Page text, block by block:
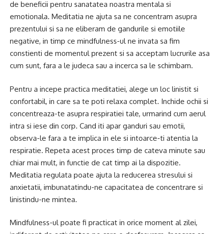
de beneficii pentru sanatatea noastra mentala si
emotionala. Meditatia ne ajuta sa ne concentram asupra
prezentului si sa ne eliberam de gandurile si emotiile
negative, in timp ce mindfulness-ul ne invata sa fim
constienti de momentul prezent si sa acceptam lucrurile asa
cum sunt, fara a le judeca sau a incerca sa le schimbam.
Pentru a incepe practica meditatiei, alege un loc linistit si
confortabil, in care sa te poti relaxa complet. Inchide ochii si
concentreaza-te asupra respiratiei tale, urmarind cum aerul
intra si iese din corp. Cand iti apar ganduri sau emotii,
observa-le fara a te implica in ele si intoarce-ti atentia la
respiratie. Repeta acest proces timp de cateva minute sau
chiar mai mult, in functie de cat timp ai la dispozitie.
Meditatia regulata poate ajuta la reducerea stresului si
anxietatii, imbunatatindu-ne capacitatea de concentrare si
linistindu-ne mintea.
Mindfulness-ul poate fi practicat in orice moment al zilei,